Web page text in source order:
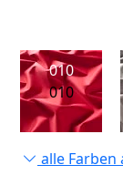
010
010
alle Farben